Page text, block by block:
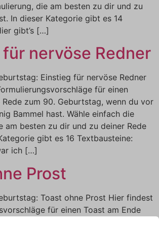
die am besten zu dir und zu
In dieser Kategorie gibt es 14
gibt’s […]
nervöse Redner
Einstieg für nervöse Redner
für einen
Rede zum 90. Geburtstag, wenn du vor
Bammel hast. Wähle einfach die
am besten zu dir und zu deiner Rede
gibt es 16 Textbausteine:
ich […]
Prost
Toast ohne Prost Hier findest
für einen Toast am Ende